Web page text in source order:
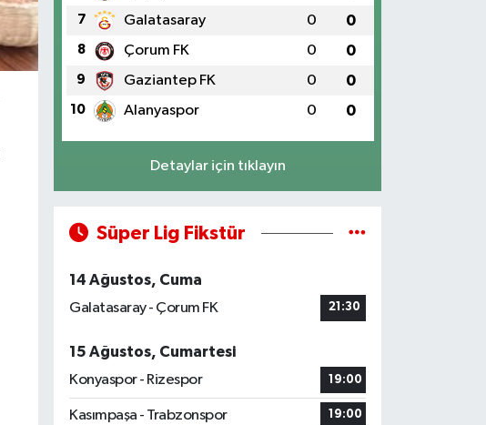
7 Galatasaray 0 0
8 Çorum FK 0 0
9 Gaziantep FK 0 0
10 Alanyaspor 0 0
Detaylar için tıklayın
Süper Lig Fikstür
14 Ağustos, Cuma
Galatasaray - Çorum FK
21:30
15 Ağustos, Cumartesi
Konyaspor - Rizespor
19:00
Kasımpaşa - Trabzonspor 19:00